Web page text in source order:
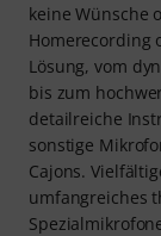
keine Wünsche
Homerecording
Lösung, vom
bis zum
detailreiche
sonstige
Cajons.
umfangreiches